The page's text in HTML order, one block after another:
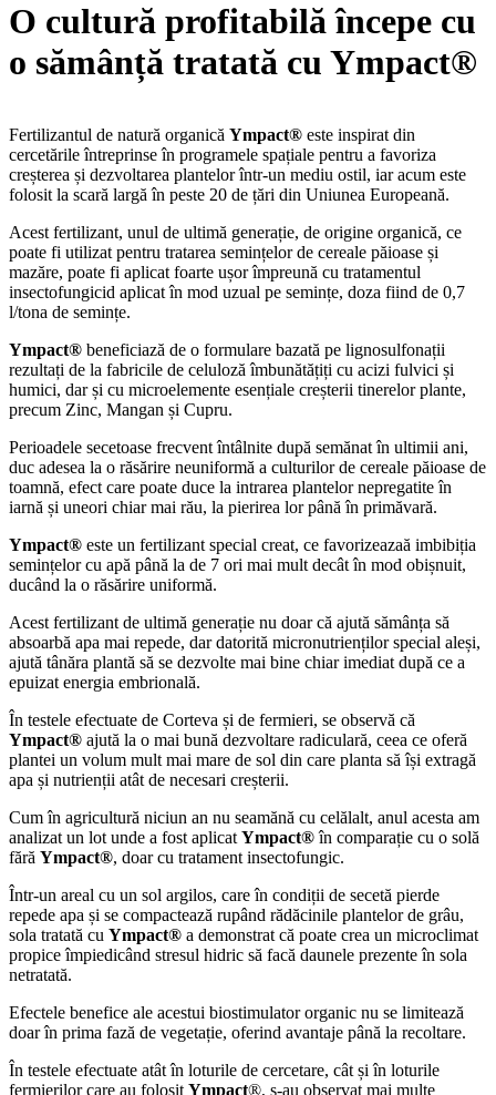
O cultură profitabilă începe cu
o sămânță tratată cu Ympact®
Fertilizantul de natură organică Ympact® este inspirat din
cercetările întreprinse în programele spațiale pentru a favoriza
creșterea și dezvoltarea plantelor într-un mediu ostil, iar acum este
folosit la scară largă în peste 20 de țări din Uniunea Europeană.
Acest fertilizant, unul de ultimă generație, de origine organică, ce
poate fi utilizat pentru tratarea semințelor de cereale păioase și
mazăre, poate fi aplicat foarte ușor împreună cu tratamentul
insectofungicid aplicat în mod uzual pe semințe, doza fiind de 0,7
l/tona de semințe.
Ympact® beneficiază de o formulare bazată pe lignosulfonații
rezultați de la fabricile de celuloză îmbunătățiți cu acizi fulvici și
humici, dar și cu microelemente esențiale creșterii tinerelor plante,
precum Zinc, Mangan și Cupru.
Perioadele secetoase frecvent întâlnite după semănat în ultimii ani,
duc adesea la o răsărire neuniformă a culturilor de cereale păioase de
toamnă, efect care poate duce la intrarea plantelor nepregatite în
iarnă și uneori chiar mai rău, la pierirea lor până în primăvară.
Ympact® este un fertilizant special creat, ce favorizeazaă imbibiția
semințelor cu apă până la de 7 ori mai mult decât în mod obișnuit,
ducând la o răsărire uniformă.
Acest fertilizant de ultimă generație nu doar că ajută sămânța să
absoarbă apa mai repede, dar datorită micronutrienților special aleși,
ajută tânăra plantă să se dezvolte mai bine chiar imediat după ce a
epuizat energia embrională.
În testele efectuate de Corteva și de fermieri, se observă că
Ympact® ajută la o mai bună dezvoltare radiculară, ceea ce oferă
plantei un volum mult mai mare de sol din care planta să își extragă
apa și nutrienții atât de necesari creșterii.
Cum în agricultură niciun an nu seamănă cu celălalt, anul acesta am
analizat un lot unde a fost aplicat Ympact®în comparație cu o solă
fără Ympact®, doar cu tratament insectofungic.
Într-un areal cu un sol argilos, care în condiții de secetă pierde
repede apa și se compactează rupând rădăcinile plantelor de grâu,
sola tratată cu Ympact® a demonstrat că poate crea un microclimat
propice împiedicând stresul hidric să facă daunele prezente în sola
netratată.
Efectele benefice ale acestui biostimulator organic nu se limitează
doar în prima fază de vegetație, oferind avantaje până la recoltare.
În testele efectuate atât în loturile de cercetare, cât și în loturile
fermierilor care au folosit Ympact®, s-au observat mai multe